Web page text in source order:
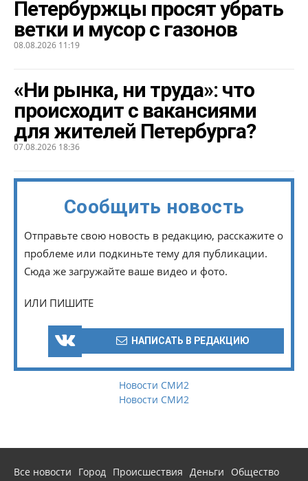
Петербуржцы просят убрать
ветки и мусор с газонов
08.08.2026 11:19
«Ни рынка, ни труда»: что
происходит с вакансиями
для жителей Петербурга?
07.08.2026 18:36
Сообщить новость
Отправьте свою новость в редакцию, расскажите о
проблеме или подкиньте тему для публикации.
Сюда же загружайте ваше видео и фото.
ИЛИ ПИШИТЕ
НАПИСАТЬ В РЕДАКЦИЮ
Новости СМИ2
Новости СМИ2
Все новости Город Происшествия Деньги
Общество